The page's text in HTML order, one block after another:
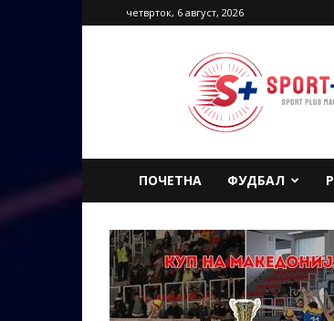
четврток, 6 август, 2026
Sport
Plus
Macedonia
ПОЧЕТНА ФУДБАЛ